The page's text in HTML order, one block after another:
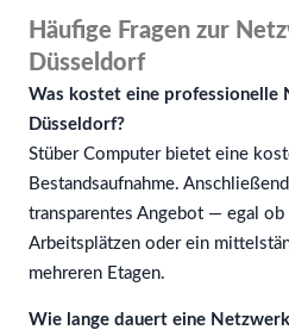
Häufige Fragen zur
Düsseldorf
Was kostet eine professionelle
Düsseldorf?
Stüber Computer bietet eine
Bestandsaufnahme.
transparentes Angebot — egal
Arbeitsplätzen oder ein
mehreren Etagen.
Wie lange dauert eine